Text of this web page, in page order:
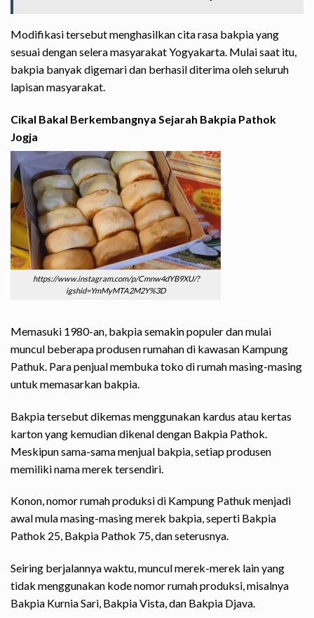
Modifikasi tersebut menghasilkan cita rasa bakpia yang
sesuai dengan selera masyarakat Yogyakarta. Mulai saat itu,
bakpia banyak digemari dan berhasil diterima oleh seluruh
lapisan masyarakat.
Cikal Bakal Berkembangnya Sejarah Bakpia Pathok
Jogja
https://www.instagram.com/p/Cmnw4dYB9XU/?
igshid=YmMyMTA2M2Y%3D
Memasuki 1980-an, bakpia semakin populer dan mulai
muncul beberapa produsen rumahan di kawasan Kampung
Pathuk. Para penjual membuka toko di rumah masing-masing
untuk memasarkan bakpia.
Bakpia tersebut dikemas menggunakan kardus atau kertas
karton yang kemudian dikenal dengan Bakpia Pathok.
Meskipun sama-sama menjual bakpia, setiap produsen
memiliki nama merek tersendiri.
Konon, nomor rumah produksi di Kampung Pathuk menjadi
awal mula masing-masing merek bakpia, seperti Bakpia
Pathok 25, Bakpia Pathok 75, dan seterusnya.
Seiring berjalannya waktu, muncul merek-merek lain yang
tidak menggunakan kode nomor rumah produksi, misalnya
Bakpia Kurnia Sari, Bakpia Vista, dan Bakpia Djava.